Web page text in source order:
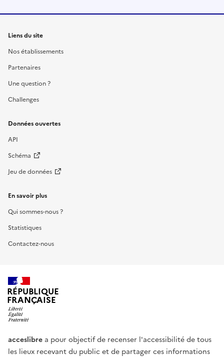
Liens du site
Nos établissements
Partenaires
Une question ?
Challenges
Données ouvertes
API
Schéma
Jeu de données
En savoir plus
Qui sommes-nous ?
Statistiques
Contactez-nous
RÉPUBLIQUE
FRANÇAISE
acceslibre a pour objectif de recenser l'accessibilité de tous
les lieux recevant du public et de partager ces informations